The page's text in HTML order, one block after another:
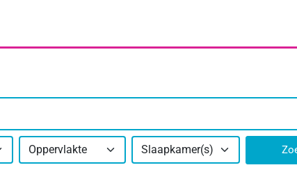
Oppervlakte Slaapkamer(s)